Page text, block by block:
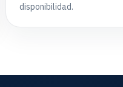
disponibilidad.